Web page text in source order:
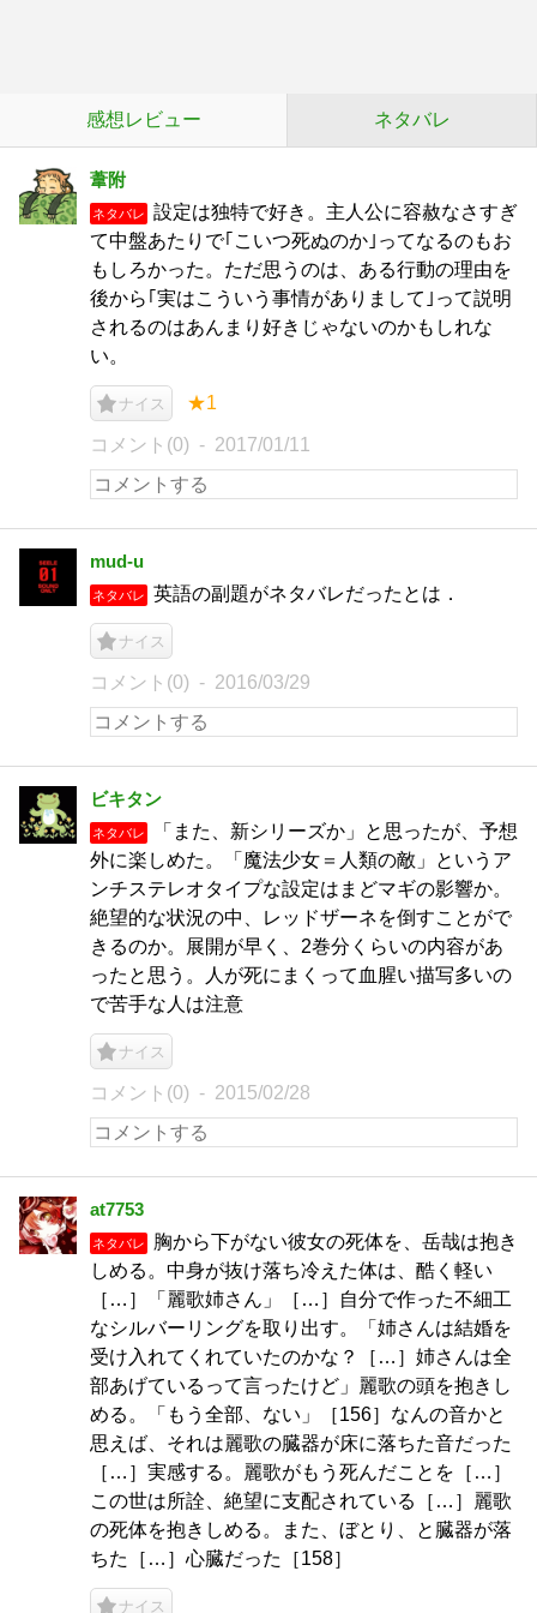
感想レビュー ネタバレ
葦附
ネタバレ
設定は独特で好き。主人公に容赦なさすぎ
て中盤あたりで｢こいつ死ぬのか｣ってなるのもお
もしろかった。ただ思うのは、ある行動の理由を
後から｢実はこういう事情がありまして｣って説明
されるのはあんまり好きじゃないのかもしれな
い。
ナイス ★1
コメント(0) 2017/01/11
mud-u
ネタバレ 英語の副題がネタバレだったとは．
ナイス
コメント(0) 2016/03/29
ビキタン
ネタバレ
「また、新シリーズか」と思ったが、予想
外に楽しめた。「魔法少女＝人類の敵」というア
ンチステレオタイプな設定はまどマギの影響か。
絶望的な状況の中、レッドザーネを倒すことがで
きるのか。展開が早く、2巻分くらいの内容があ
ったと思う。人が死にまくって血腥い描写多いの
で苦手な人は注意
ナイス
コメント(0) 2015/02/28
at7753
ネタバレ
胸から下がない彼女の死体を、岳哉は抱き
しめる。中身が抜け落ち冷えた体は、酷く軽い
［…］「麗歌姉さん」［…］自分で作った不細工
なシルバーリングを取り出す。「姉さんは結婚を
受け入れてくれていたのかな？［…］姉さんは全
部あげているって言ったけど」麗歌の頭を抱きし
める。「もう全部、ない」［156］なんの音かと
思えば、それは麗歌の臓器が床に落ちた音だった
［…］実感する。麗歌がもう死んだことを［…］
この世は所詮、絶望に支配されている［…］麗歌
の死体を抱きしめる。また、ぼとり、と臓器が落
ちた［…］心臓だった［158］
ナイス